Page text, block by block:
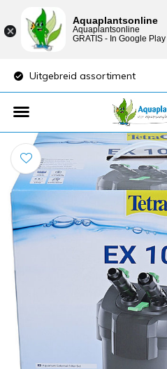
Uitgebreid assortiment
Aquaplantsonline
Aquaplantsonline
GRATIS - In Google Play